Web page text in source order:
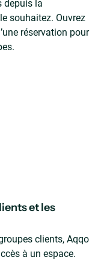
depuis la
souhaitez. Ouvrez
réservation pour
et les
clients, Aqqo
à un espace.